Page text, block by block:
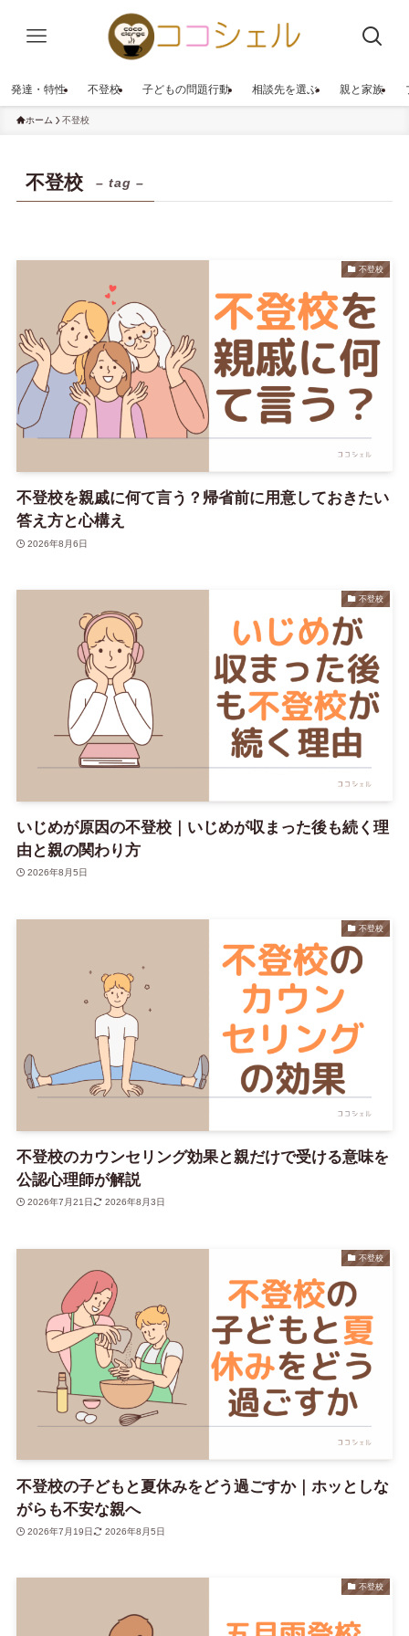
発達・特性 不登校 子どもの問題行動 相談先を選ぶ 親と家族
ホーム 不登校
不登校 – tag –
不登校
不登校を親戚に何て言う？帰省前に用意しておきたい
答え方と心構え
2026年8月6日
不登校
いじめが原因の不登校｜いじめが収まった後も続く理
由と親の関わり方
2026年8月5日
不登校
不登校のカウンセリング効果と親だけで受ける意味を
公認心理師が解説
2026年7月21日 2026年8月3日
不登校
不登校の子どもと夏休みをどう過ごすか｜ホッとしな
がらも不安な親へ
2026年7月19日 2026年8月5日
不登校